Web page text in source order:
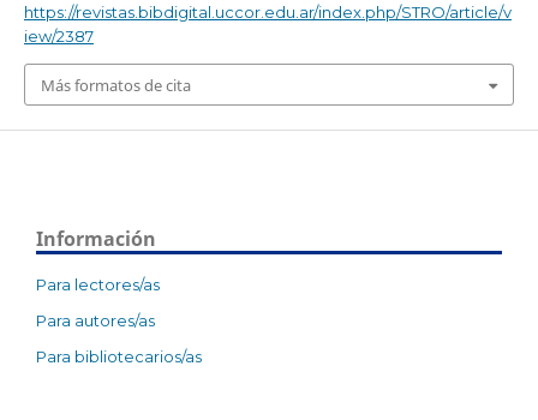
https://revistas.bibdigital.uccor.edu.ar/index.php/STRO/article/v
iew/2387
Más formatos de cita
Información
Para lectores/as
Para autores/as
Para bibliotecarios/as